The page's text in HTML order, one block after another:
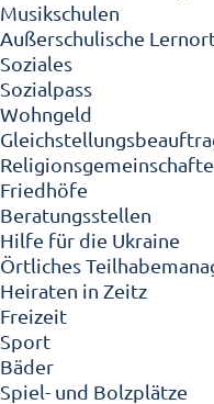
Musikschulen
Außerschulische
Soziales
Sozialpass
Wohngeld
Friedhöfe
Beratungsstellen
Hilfe für die Ukraine
Örtliches
Heiraten in Zeitz
Freizeit
Sport
Bäder
Spiel- und Bolzplätze